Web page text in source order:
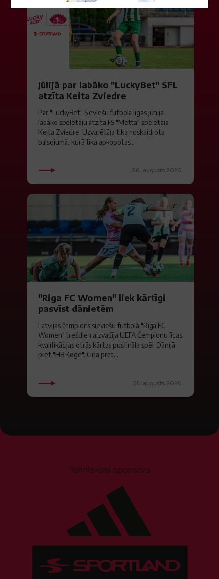
Jūlijā par labāko "LuckyBet" SFL
atzīta Keita Zviedre
Par "LuckyBet" Sieviešu futbola līgas jūnija
labāko spēlētāju atzīta FS "Metta" spēlētāja
Keita Zviedre. Uzvarētāja tika noskaidrota
balsojumā, kurā tika apkopotas...
06. augusts 2026.
"Riga FC Women" liek kārtīgi
pasvīst dānietēm
Latvijas čempions sieviešu futbolā "Riga FC
Women" trešdien aizvadīja UEFA Čempionu līgas
kvalifikācijas otrās kārtas pusfināla spēli Dānijā
pret "HB Køge". Cīņā pret...
05. augusts 2026.
Tehniskais sponsors